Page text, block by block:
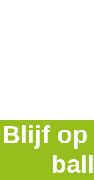
Blijf op